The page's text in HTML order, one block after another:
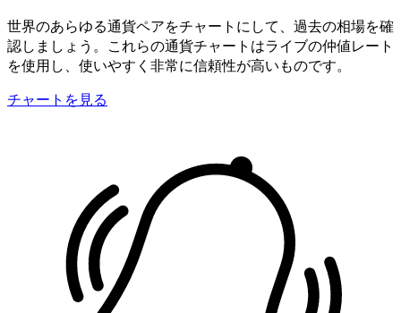
世界のあらゆる通貨ペアをチャートにして、過去の相場を確
認しましょう。これらの通貨チャートはライブの仲値レート
を使用し、使いやすく非常に信頼性が高いものです。
チャートを見る